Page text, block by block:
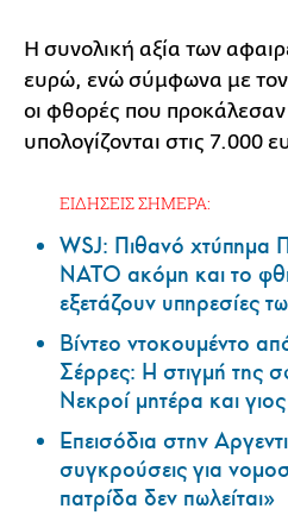
Η συνολική αξία των
ευρώ, ενώ σύμφωνα με τον
οι φθορές που προκάλεσαν
υπολογίζονται στις 7.000
ΕΙΔΗΣΕΙΣ ΣΗΜΕΡΑ:
WSJ: Πιθανό χτύπημα
ΝΑΤΟ ακόμη και το
εξετάζουν υπηρεσίες
Βίντεο ντοκουμέντο
Σέρρες: Η στιγμή της
Νεκροί μητέρα και γιος
Επεισόδια στην
συγκρούσεις για
πατρίδα δεν πωλείται»